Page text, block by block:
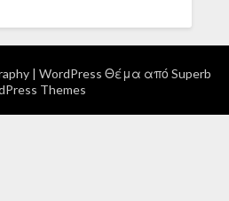
| WordPress Θέμα από Superb
Themes